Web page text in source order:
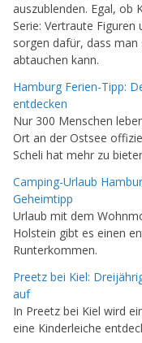
auszublenden. Egal, ob
Serie: Vertraute Figuren
sorgen dafür, dass
abtauchen kann.
Hamburg Ferien-Tipp:
entdecken
Nur 300 Menschen
Ort an der Ostsee
Scheli hat mehr zu
Camping-Urlaub
Geheimtipp
Urlaub mit dem
Holstein gibt es einen
Runterkommen.
Preetz bei Kiel:
auf
In Preetz bei Kiel wird
eine Kinderleiche